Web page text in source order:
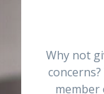
Why not
member